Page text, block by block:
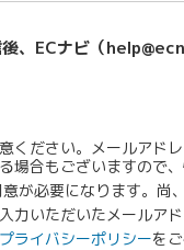
、ECナビ（
ください。メールアド
場合もございますので、
が必要になります。尚
力いただいたメールア
プライバシーポリシーを